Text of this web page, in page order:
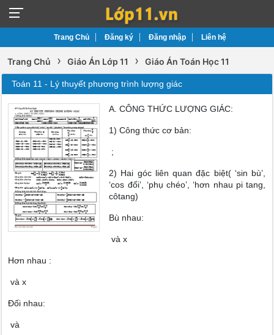
Trang Chủ Đăng ký Đăng nhập Liên hệ
Trang Chủ › Giáo Án Lớp 11 › Giáo Án Toán Học 11
Toán 11 - Lý thuyết phương trình lượng giác
A. CÔNG THỨC LƯỢNG GIÁC:
1) Công thức cơ bản:
;
2) Hai góc liên quan đặc biệt( ‘sin bù’,
‘cos đối’, ‘phụ chéo’, ‘hơn nhau pi tang,
côtang)
Bù nhau:
và x
Hơn nhau :
và x
Đối nhau:
và